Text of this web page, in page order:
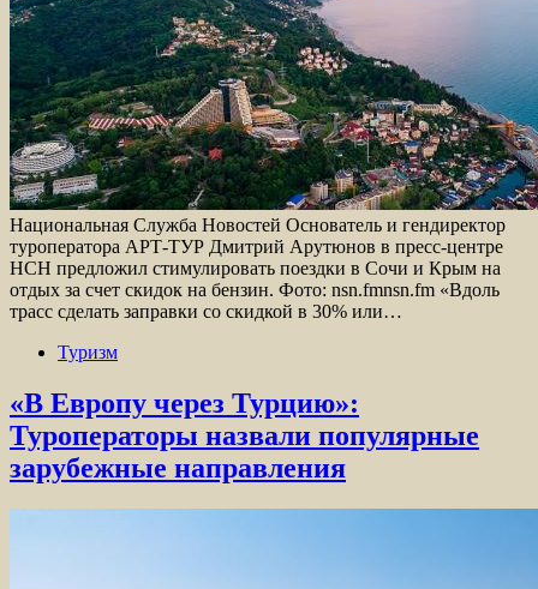
Национальная Служба Новостей Основатель и гендиректор
туроператора АРТ-ТУР Дмитрий Арутюнов в пресс-центре
НСН предложил стимулировать поездки в Сочи и Крым на
отдых за счет скидок на бензин. Фото: nsn.fmnsn.fm «Вдоль
трасс сделать заправки со скидкой в 30% или…
Туризм
«В Европу через Турцию»:
Туроператоры назвали популярные
зарубежные направления